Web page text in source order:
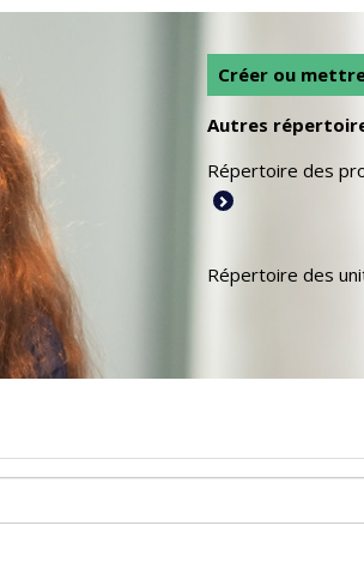
Créer ou
Autres
Répertoire des
Répertoire des